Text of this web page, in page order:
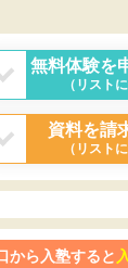
無料体験を
（リスト
資料を請
（リスト
から入塾すると